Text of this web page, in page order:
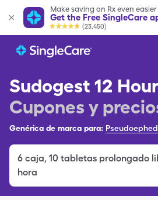
Make saving on Rx even easier
Get the Free SingleCare
(23,450)
Sudogest 12 Hour
Cupones y
Genérica de marca para:
6 caja, 10 tabletas prolongado
hora